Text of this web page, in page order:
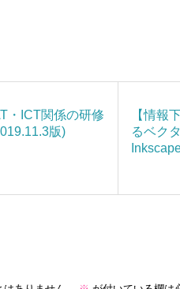
・ICT関係の研修
版)
【情報
るベク